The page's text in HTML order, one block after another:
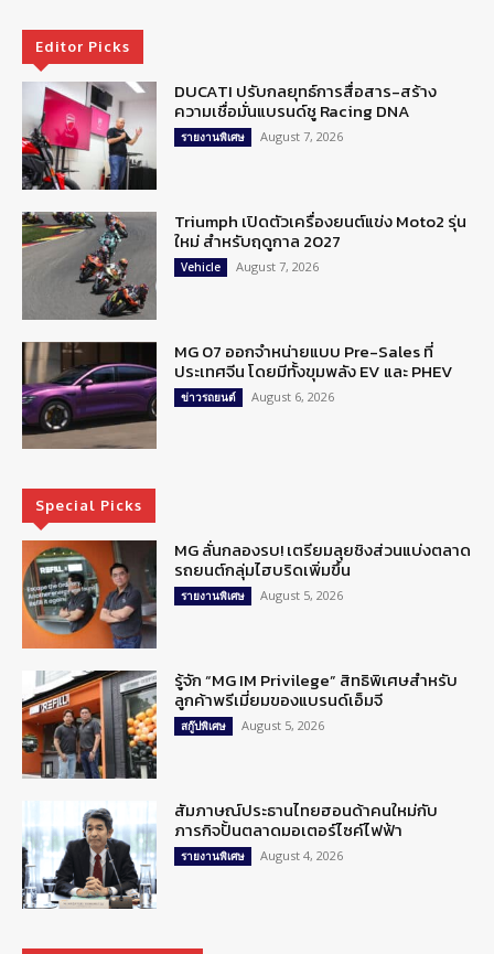
Editor Picks
DUCATI ปรับกลยุทธ์การสื่อสาร-สร้าง
ความเชื่อมั่นแบรนด์ชู Racing DNA
รายงานพิเศษ August 7, 2026
Triumph เปิดตัวเครื่องยนต์แข่ง Moto2 รุ่น
ใหม่ สำหรับฤดูกาล 2027
Vehicle August 7, 2026
MG 07 ออกจำหน่ายแบบ Pre-Sales ที่
ประเทศจีน โดยมีทั้งขุมพลัง EV และ PHEV
ข่าวรถยนต์ August 6, 2026
Special Picks
MG ลั่นกลองรบ! เตรียมลุยชิงส่วนแบ่งตลาด
รถยนต์กลุ่มไฮบริดเพิ่มขึ้น
รายงานพิเศษ August 5, 2026
รู้จัก “MG IM Privilege” สิทธิพิเศษสำหรับ
ลูกค้าพรีเมี่ยมของแบรนด์เอ็มจี
สกู๊ปพิเศษ August 5, 2026
สัมภาษณ์ประธานไทยฮอนด้าคนใหม่กับ
ภารกิจปั้นตลาดมอเตอร์ไซค์ไฟฟ้า
รายงานพิเศษ August 4, 2026